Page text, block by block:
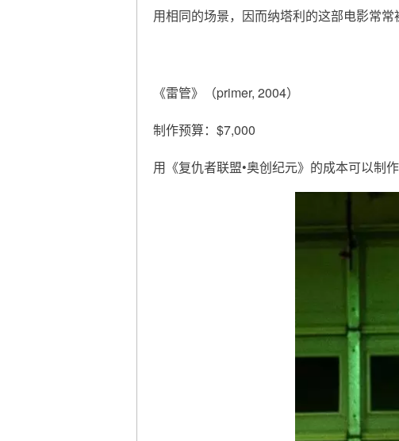
用相同的场景，因而纳塔利的这部电影常常
《雷管》（primer, 2004）
制作预算：$7,000
用《复仇者联盟•奥创纪元》的成本可以制